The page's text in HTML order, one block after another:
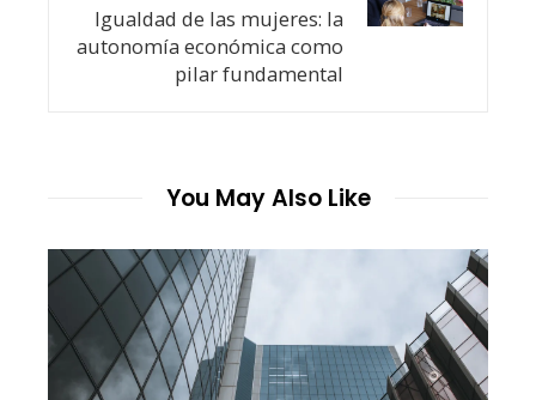
Igualdad de las mujeres: la
autonomía económica como
pilar fundamental
You May Also Like